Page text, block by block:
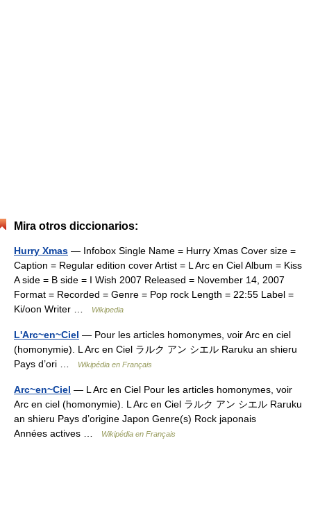
Mira otros diccionarios:
Hurry Xmas — Infobox Single Name = Hurry Xmas Cover size =
Caption = Regular edition cover Artist = L Arc en Ciel Album = Kiss
A side = B side = I Wish 2007 Released = November 14, 2007
Format = Recorded = Genre = Pop rock Length = 22:55 Label =
Ki/oon Writer …
Wikipedia
L'Arc~en~Ciel — Pour les articles homonymes, voir Arc en ciel
(homonymie). L Arc en Ciel ラルク アン シエル Raruku an shieru
Pays d’ori …
Wikipédia en Français
Arc~en~Ciel — L Arc en Ciel Pour les articles homonymes, voir
Arc en ciel (homonymie). L Arc en Ciel ラルク アン シエル Raruku
an shieru Pays d’origine Japon Genre(s) Rock japonais
Années actives …
Wikipédia en Français